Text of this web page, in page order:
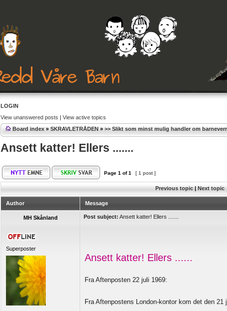
LOGIN
View unanswered posts | View active topics
Board index » SKRAVLETRÅDEN » >> Slikt som minst mulig handler om
Ansett katter! Ellers .......
Page 1 of1 [ 1 post ]
Previous topic|Next topic
Author Message
MH Skånland Post subject: Ansett katter! Ellers .......
Superposter
Ansett katter! Ellers ......
Fra Aftenposten 22 juli 1969:
Fra Aftenpostens London-kontor kom det den